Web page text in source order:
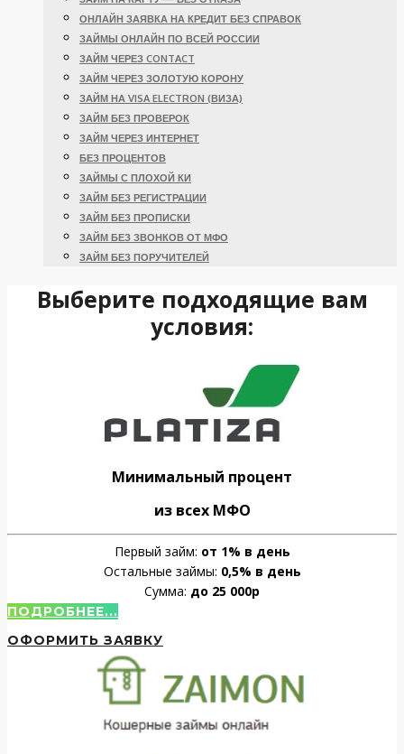
ОНЛАЙН ЗАЯВКА НА КРЕДИТ БЕЗ СПРАВОК
ЗАЙМЫ ОНЛАЙН ПО ВСЕЙ РОССИИ
ЗАЙМ ЧЕРЕЗ CONTACT
ЗАЙМ ЧЕРЕЗ ЗОЛОТУЮ КОРОНУ
ЗАЙМ НА VISA ELECTRON (ВИЗА)
ЗАЙМ БЕЗ ПРОВЕРОК
ЗАЙМ ЧЕРЕЗ ИНТЕРНЕТ
БЕЗ ПРОЦЕНТОВ
ЗАЙМЫ С ПЛОХОЙ КИ
ЗАЙМ БЕЗ РЕГИСТРАЦИИ
ЗАЙМ БЕЗ ПРОПИСКИ
ЗАЙМ БЕЗ ЗВОНКОВ ОТ МФО
ЗАЙМ БЕЗ ПОРУЧИТЕЛЕЙ
Выберите подходящие вам
условия:
Минимальный процент
из всех МФО
Первый займ: от 1% в день
Остальные займы: 0,5% в день
Сумма: до 25 000р
ПОДРОБНЕЕ...
ОФОРМИТЬ ЗАЯВКУ